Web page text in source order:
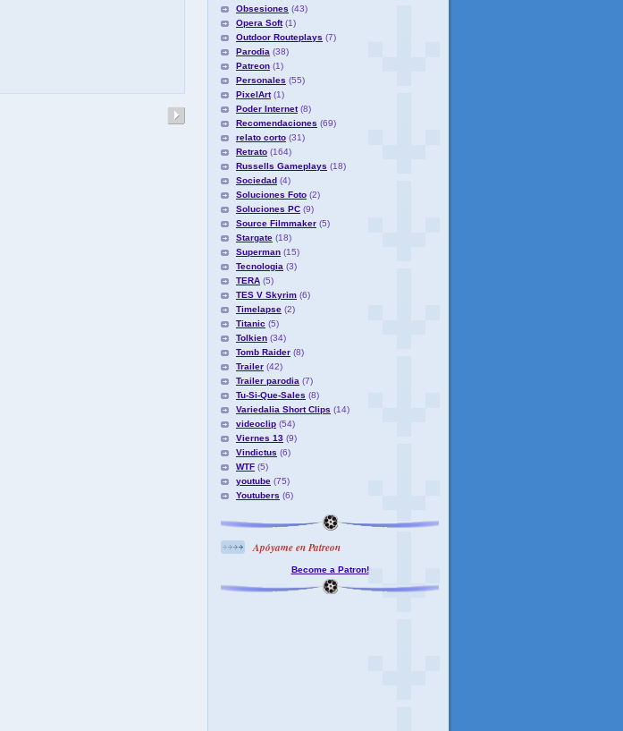
Obsesiones (43)
Opera Soft (1)
Outdoor Routeplays (7)
Parodia (38)
Patreon (1)
Personales (55)
PixelArt (1)
Poder Internet (8)
Recomendaciones (69)
relato corto (31)
Retrato (164)
Russells Gameplays (18)
Sociedad (4)
Soluciones Foto (2)
Soluciones PC (9)
Source Filmmaker (5)
Stargate (18)
Superman (15)
Tecnologia (3)
TERA (5)
TES V Skyrim (6)
Timelapse (2)
Titanic (5)
Tolkien (34)
Tomb Raider (8)
Trailer (42)
Trailer parodia (7)
Tu-Si-Que-Sales (8)
Variedalia Short Clips (14)
videoclip (54)
Viernes 13 (9)
Vindictus (6)
WTF (5)
youtube (75)
Youtubers (6)
Apóyame en Patreon
Become a Patron!